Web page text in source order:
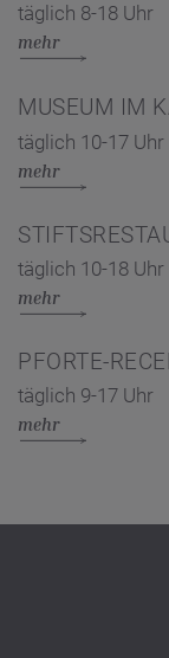
täglich 8-18 Uhr
mehr
MUSEUM IM
täglich 10-17 Uhr
mehr
täglich 10-18 Uhr
mehr
PFORTE-
täglich 9-17 Uhr
mehr